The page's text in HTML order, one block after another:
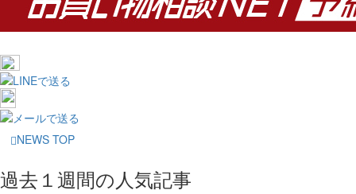
NEWS TOP
過去１週間の人気記事